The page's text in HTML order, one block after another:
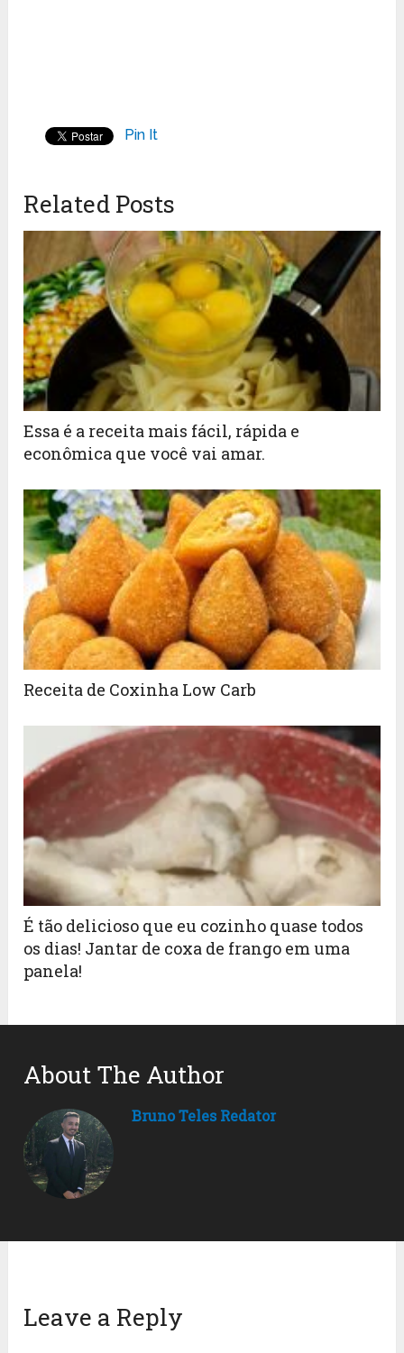
Pin It
Related Posts
Essa é a receita mais fácil, rápida e
econômica que você vai amar.
Receita de Coxinha Low Carb
É tão delicioso que eu cozinho quase todos
os dias! Jantar de coxa de frango em uma
panela!
About The Author
Bruno Teles Redator
Leave a Reply